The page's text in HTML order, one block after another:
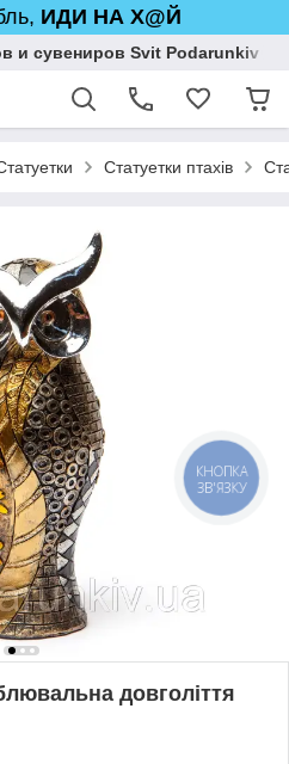
ИДИ НА Х@Й
и сувениров Svit Podarunkiv
Статуетки птахів
довголіття
КНОПКА
ЗВ'ЯЗКУ